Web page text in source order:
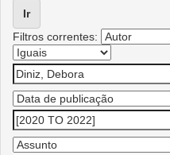
Filtros correntes: